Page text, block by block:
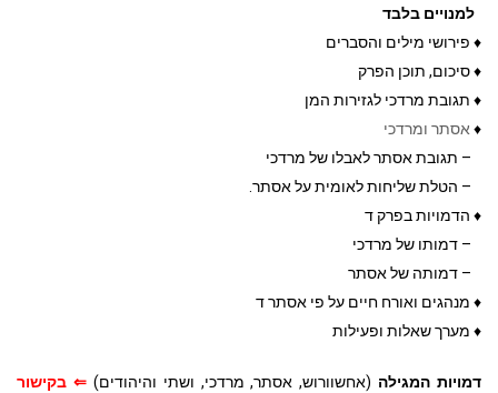
למנויים בלבד
♦ פירושי מילים והסברים
♦ סיכום, תוכן הפרק
♦ תגובת מרדכי לגזירות המן
♦אסתר ומרדכי
– תגובת אסתר לאבלו של מרדכי
– הטלת שליחות לאומית על אסתר.
♦ הדמויות בפרק ד
– דמותו של מרדכי
– דמותה של אסתר
♦ מנהגים ואורח חיים על פי אסתר ד
♦ מערך שאלות ופעילות
דמויות המגילה (אחשוורוש, אסתר, מרדכי, ושתי והיהודים)⇐ בקישור